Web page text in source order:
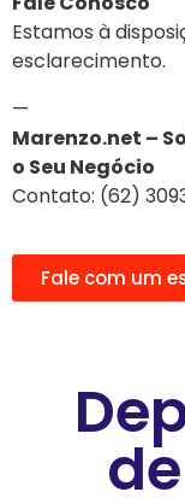
Estamos à
esclarecimento.
—
Marenzo.net –
o Seu Negócio
Contato: (62)
Fale com um